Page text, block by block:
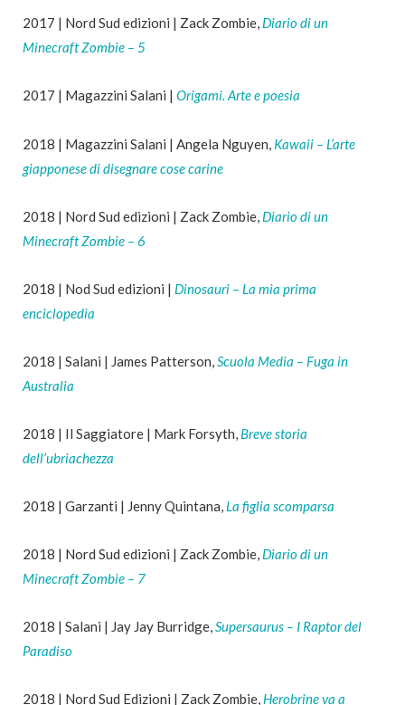
2017 | Nord Sud edizioni | Zack Zombie, Diario di un
Minecraft Zombie – 5
2017 | Magazzini Salani | Origami. Arte e poesia
2018 | Magazzini Salani | Angela Nguyen, Kawaii – L’arte
giapponese di disegnare cose carine
2018 | Nord Sud edizioni | Zack Zombie, Diario di un
Minecraft Zombie – 6
2018 | Nod Sud edizioni | Dinosauri – La mia prima
enciclopedia
2018 | Salani | James Patterson,Scuola Media – Fuga in
Australia
2018 | Il Saggiatore | Mark Forsyth, Breve storia
dell’ubriachezza
2018 | Garzanti | Jenny Quintana, La figlia scomparsa
2018 | Nord Sud edizioni | Zack Zombie, Diario di un
Minecraft Zombie – 7
2018 | Salani | Jay Jay Burridge,Supersaurus – I Raptor del
Paradiso
2018 | Nord Sud Edizioni | Zack Zombie, Herobrine va a